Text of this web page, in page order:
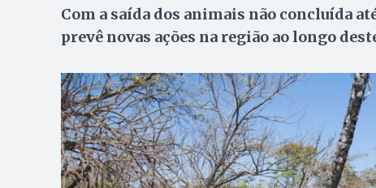
Com a saída dos animais não concluída
prevê novas ações na região ao longo